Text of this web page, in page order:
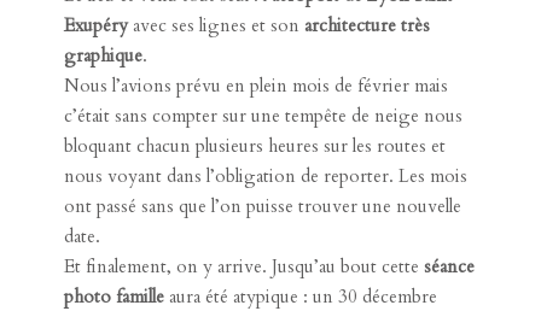
Exupéryavec ses lignes et son architecture très
graphique.
Nous l’avions prévu en plein mois de février mais
c’était sans compter sur une tempête de neige nous
bloquant chacun plusieurs heures sur les routes et
nous voyant dans l’obligation de reporter. Les mois
ont passé sans que l’on puisse trouver une nouvelle
date.
Et finalement, on y arrive. Jusqu’au bout cette séance
photo familleaura été atypique : un 30 décembre